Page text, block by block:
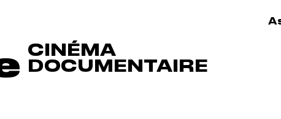
CINÉMA
DOCUMENTAIRE